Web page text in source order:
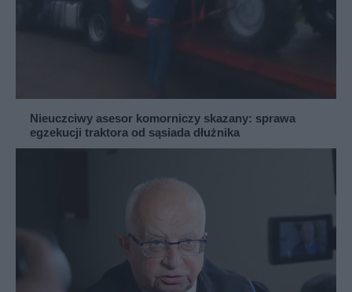
Nieuczciwy asesor komorniczy skazany: sprawa
egzekucji traktora od sąsiada dłużnika